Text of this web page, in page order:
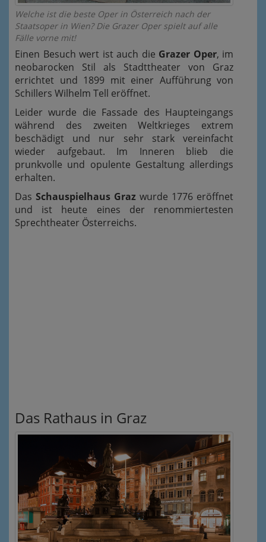
Welche ist die beste Oper in Österreich nach der
Staatsoper in Wien? Die Grazer Oper spielt auf alle
Fälle vorne mit!
Einen Besuch wert ist auch die Grazer Oper, im
neobarocken Stil als Stadttheater von Graz
errichtet und 1899 mit einer Aufführung von
Schillers Wilhelm Tell eröffnet.
Leider wurde die Fassade des Haupteingangs
während des zweiten Weltkrieges extrem
beschädigt und nur sehr stark vereinfacht
wieder aufgebaut. Im Inneren blieb die
prunkvolle und opulente Gestaltung allerdings
erhalten.
Das Schauspielhaus Graz wurde 1776 eröffnet
und ist heute eines der renommiertesten
Sprechtheater Österreichs.
Das Rathaus in Graz